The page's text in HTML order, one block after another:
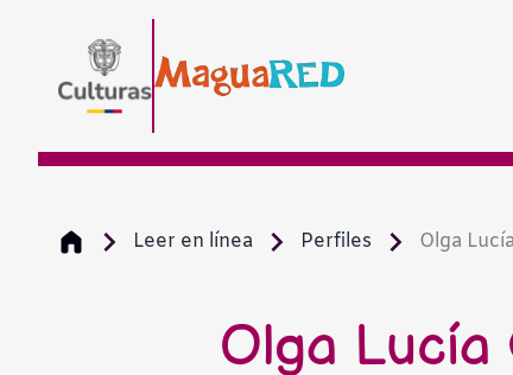
Leer en línea Perfiles Olga
Olga Lucía